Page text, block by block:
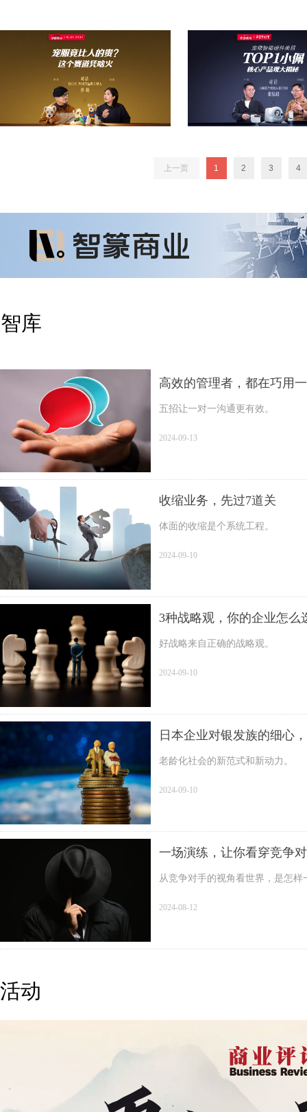
智库
高效的管理者，都在巧用
五招让一对一沟通更有效。
2024-09-13
收缩业务，先过7道关
体面的收缩是个系统工程。
2024-09-10
3种战略观，你的企业怎么
好战略来自正确的战略观。
2024-09-10
日本企业对银发族的细心
老龄化社会的新范式和新动力。
2024-09-10
一场演练，让你看穿竞争
从竞争对手的视角看世界，是怎样
2024-08-12
活动
上一页 1 2 3 4